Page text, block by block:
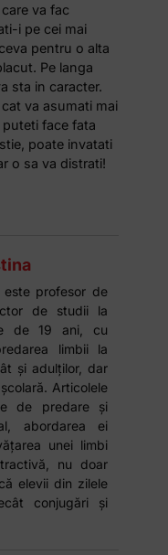
va fac
i pe cei mai
pentru o alta
Pe langa
sta in caracter.
va asumati mai
face fata
poate invatati
o sa va distrati!
este profesor de
de studii la
de 19 ani, cu
limbii la
și adulților, dar
Articolele
de predare și
abordarea ei
unei limbi
nu doar
elevii din zilele
conjugări și